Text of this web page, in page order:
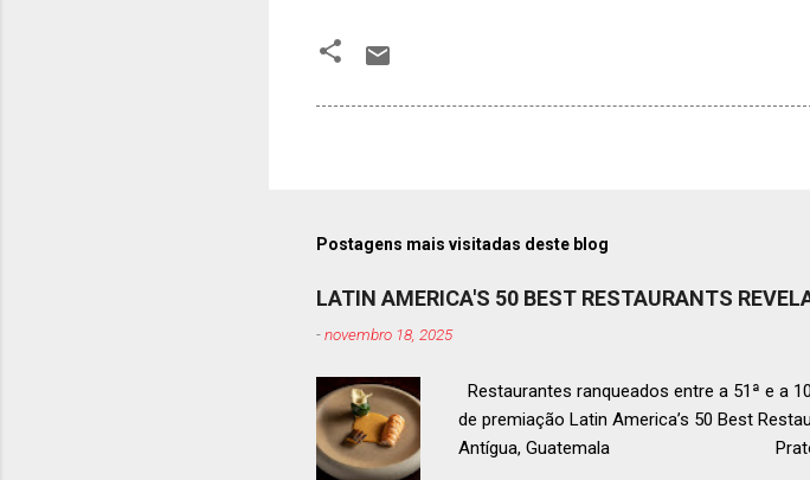
Postagens mais visitadas deste blog
LATIN AMERICA'S 50 BEST RESTAURANTS
-novembro 18, 2025
Restaurantes ranqueados entre a 51ª e a
de premiação Latin America’s 50 Best
Antígua, Guatemala Prato do